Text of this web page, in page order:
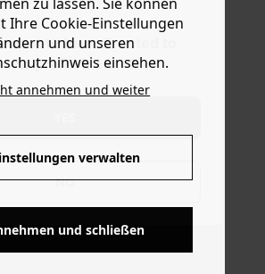
want to be redirected to
?
NO
Ihre Cookie-Einstellungen
und unseren
einsehen.
annehmen und weiter
verwalten
und schließen